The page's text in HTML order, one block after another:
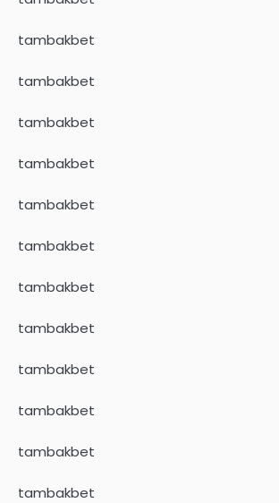
tambakbet
tambakbet
tambakbet
tambakbet
tambakbet
tambakbet
tambakbet
tambakbet
tambakbet
tambakbet
tambakbet
tambakbet